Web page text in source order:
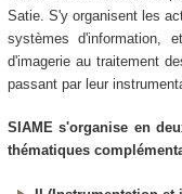
Satie. S'y organisent les
systèmes d'information,
d'imagerie au traitement
passant par leur
SIAME s'organise en
thématiques